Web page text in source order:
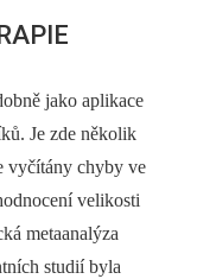
jako aplikace
Je zde několik
vyčítány chyby ve
velikosti
metaanalýza
studií byla